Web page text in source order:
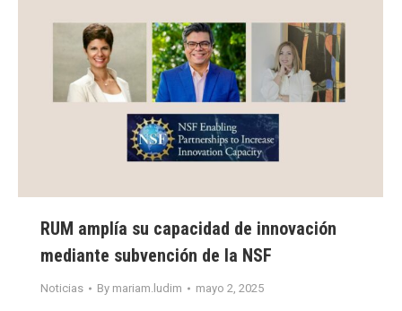
RUM amplía su capacidad de innovación
mediante subvención de la NSF
Noticias By mariam.ludim mayo 2, 2025